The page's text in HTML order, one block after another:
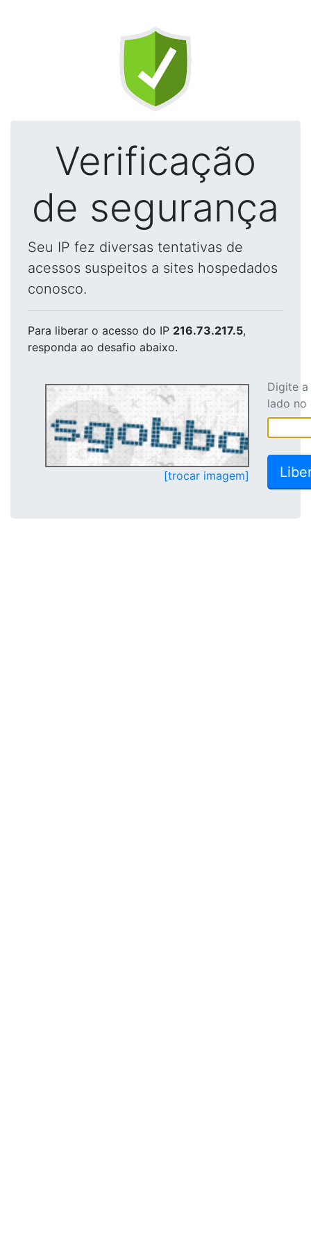
Verificação
de segurança
Seu IP fez diversas tentativas de
acessos suspeitos a sites hospedados
conosco.
Para liberar o acesso do IP 216.73.217.5,
responda ao desafio abaixo.
[trocar imagem]
Digite
lado no